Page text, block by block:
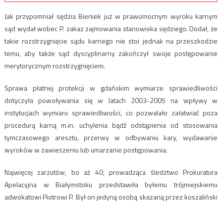
Jak przypomniał sędzia Bieniek już w prawomocnym wyroku karnym
sąd wydał wobec P. zakaz zajmowania stanowiska sędziego. Dodał, że
takie rozstrzygnięcie sądu karnego nie stoi jednak na przeszkodzie
temu, aby także sąd dyscyplinarny zakończył swoje postępowanie
merytorycznym rozstrzygnięciem.
Sprawa płatnej protekcji w gdańskim wymiarze sprawiedliwości
dotyczyła powoływania się w latach 2003-2005 na wpływy w
instytucjach wymiaru sprawiedliwości, co pozwalało załatwiać poza
procedurą karną m.in. uchylenia bądź odstąpienia od stosowania
tymczasowego aresztu, przerwy w odbywaniu kary, wydawanie
wyroków w zawieszeniu lub umarzanie postępowania.
Najwięcej zarzutów, bo aż 40, prowadząca śledztwo Prokuratura
Apelacyjna w Białymstoku przedstawiła byłemu trójmiejskiemu
adwokatowi Piotrowi P. Był on jedyną osobą skazaną przez koszaliński